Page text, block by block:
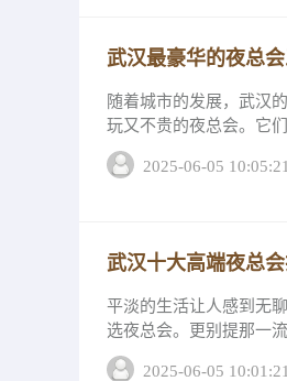
武汉最豪华的夜总
随着城市的发展，武汉
玩又不贵的夜总会。它
名武汉缤纷国际夜总会
2025-06-05 10:05:21
武汉十大高端夜总
平淡的生活让人感到无
选夜总会。更别提那一
武汉夜总会的消费详情
2025-06-05 10:01:21